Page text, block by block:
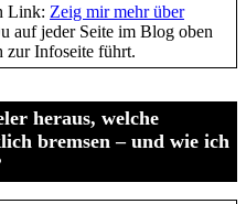
Link: Zeig mir mehr über
auf jeder Seite im Blog oben
zur Infoseite führt.
heraus, welche
bremsen – und wie ich